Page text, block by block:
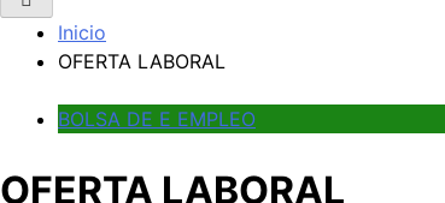
Inicio
OFERTA LABORAL
BOLSA DE E EMPLEO
OFERTA LABORAL